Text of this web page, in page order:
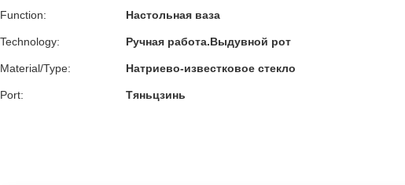
Function: Настольная ваза
Technology: Ручная работа.Выдувной рот
Material/Type: Натриево-известковое стекло
Port: Тяньцзинь